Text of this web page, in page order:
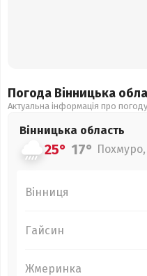
Погода Вінницька
Актуальна інформація про
Вінницька область
25° 17°
Вінниця
Гайсин
Жмеринка